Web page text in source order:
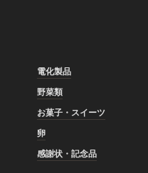
電化製品
野菜類
お菓子・スイーツ
卵
感謝状・記念品